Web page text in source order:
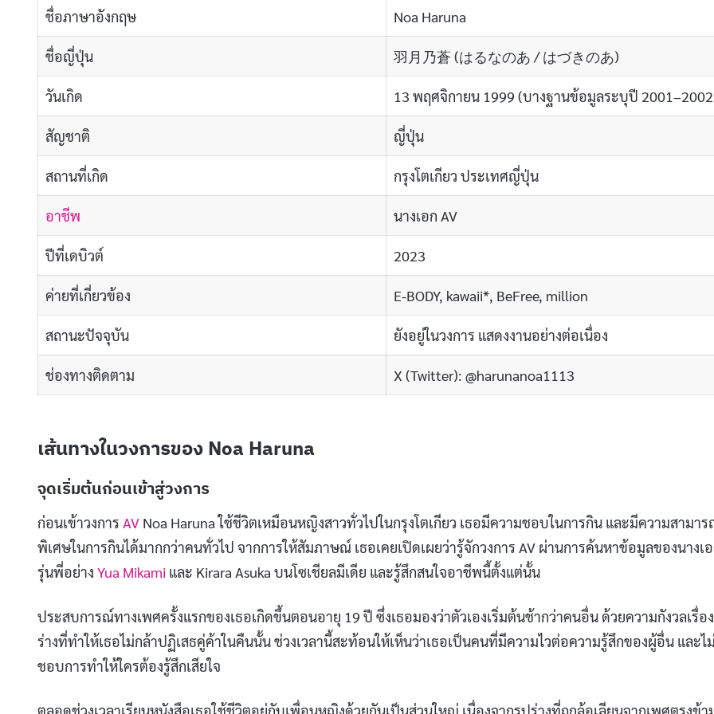
ชื่อภาษาอังกฤษ Noa Haruna
ชื่อญี่ปุ่น 羽月乃蒼 (はるなのあ / はづきのあ)
วันเกิด 13 พฤศจิกายน 1999 (บางฐานข้อมูลระบุปี
สัญชาติ ญี่ปุ่น
สถานที่เกิด กรุงโตเกียว ประเทศญี่ปุ่น
อาชีพ นางเอก AV
ปีที่เดบิวต์ 2023
ค่ายที่เกี่ยวข้อง E-BODY, kawaii*, BeFree, million
สถานะปัจจุบัน ยังอยู่ในวงการ แสดงงานอย่างต่อเนื่อง
ช่องทางติดตาม X (Twitter): @harunanoa1113
เส้นทางในวงการของ Noa Haruna
จุดเริ่มต้นก่อนเข้าสู่วงการ
ก่อนเข้าวงการ AV Noa Haruna ใช้ชีวิตเหมือนหญิงสาวทั่วไปในกรุงโตเกียว เธอมีความชอบในการกิน และมีความสามาร
พิเศษในการกินได้มากกว่าคนทั่วไป จากการให้สัมภาษณ์ เธอเคยเปิดเผยว่ารู้จักวงการ AV ผ่านการค้นหาข้อมูลของนางเ
รุ่นพี่อย่าง Yua Mikami และ Kirara Asuka บนโซเชียลมีเดีย และรู้สึกสนใจอาชีพนี้ตั้งแต่นั้น
ประสบการณ์ทางเพศครั้งแรกของเธอเกิดขึ้นตอนอายุ 19 ปี ซึ่งเธอมองว่าตัวเองเริ่มต้นช้ากว่าคนอื่น ด้วยความกังวลเรื่อ
ร่างที่ทำให้เธอไม่กล้าปฏิเสธคู่ค้าในคืนนั้น ช่วงเวลานี้สะท้อนให้เห็นว่าเธอเป็นคนที่มีความไวต่อความรู้สึกของผู้อื่น และไ
ชอบการทำให้ใครต้องรู้สึกเสียใจ